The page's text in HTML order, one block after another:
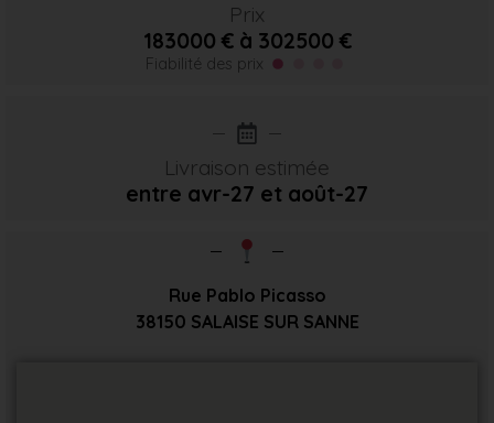
Prix
183000 € à 302500 €
Fiabilité des prix
Livraison estimée
entre avr-27 et août-27
Rue Pablo Picasso
38150 SALAISE SUR SANNE